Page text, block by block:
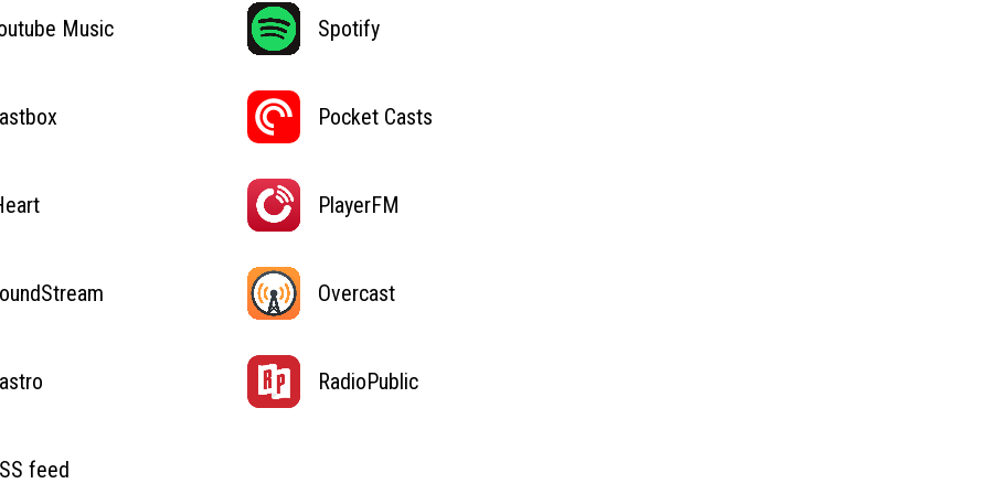
Music Spotify
Pocket Casts
PlayerFM
Overcast
RadioPublic
feed